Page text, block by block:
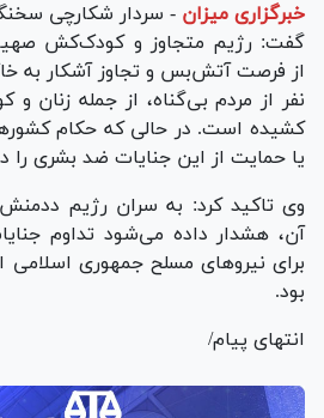
خبرگزاری میزان - سردار شکارچی
گفت: رژیم متجاوز و کودک‌کش
نفر از مردم بی‌گناه، از جمله زنان
کشیده است. در حالی که حکام
یا حمایت از این جنایات ضد بشری را
وی تاکید کرد: به سران رژیم
آن، هشدار داده می‌شود تداوم
برای نیرو‌های مسلح جمهوری اسلامی
بود.
انتهای پیام/